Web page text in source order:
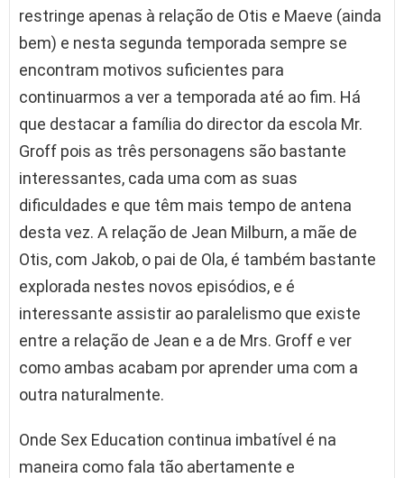
restringe apenas à relação de Otis e Maeve (ainda
bem) e nesta segunda temporada sempre se
encontram motivos suficientes para
continuarmos a ver a temporada até ao fim. Há
que destacar a família do director da escola Mr.
Groff pois as três personagens são bastante
interessantes, cada uma com as suas
dificuldades e que têm mais tempo de antena
desta vez. A relação de Jean Milburn, a mãe de
Otis, com Jakob, o pai de Ola, é também bastante
explorada nestes novos episódios, e é
interessante assistir ao paralelismo que existe
entre a relação de Jean e a de Mrs. Groff e ver
como ambas acabam por aprender uma com a
outra naturalmente.
Onde Sex Education continua imbatível é na
maneira como fala tão abertamente e